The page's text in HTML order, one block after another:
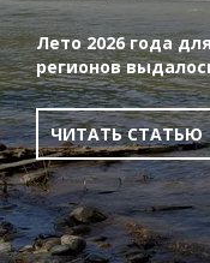
Лето 2026 года
регионов
ЧИТАТЬ СТАТЬЮ